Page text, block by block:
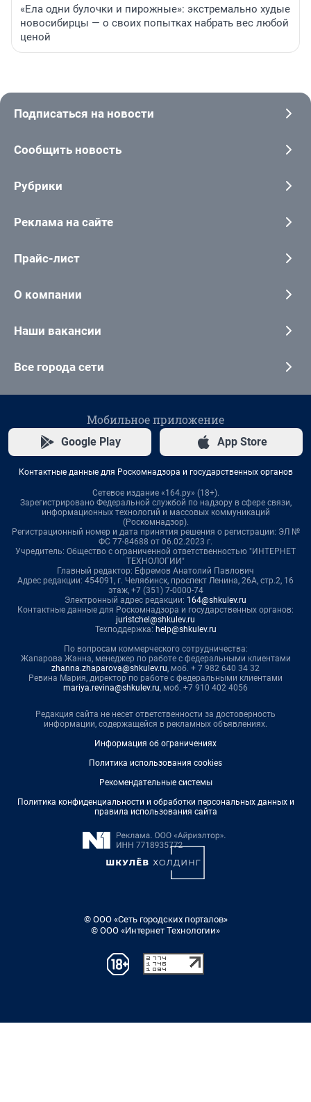
«Ела одни булочки и пирожные»: экстремально худые
новосибирцы — о своих попытках набрать вес любой
ценой
Подписаться на новости
Сообщить новость
Рубрики
Реклама на сайте
Прайс-лист
О компании
Наши вакансии
Все города сети
Мобильное приложение
Google Play App Store
Контактные данные для Роскомнадзора и государственных органов
Сетевое издание «164.ру» (18+).
Зарегистрировано Федеральной службой по надзору в сфере связи,
информационных технологий и массовых коммуникаций
(Роскомнадзор).
Регистрационный номер и дата принятия решения о регистрации: ЭЛ №
ФС 77-84688 от 06.02.2023 г.
Учредитель: Общество с ограниченной ответственностью "ИНТЕРНЕТ
ТЕХНОЛОГИИ"
Главный редактор: Ефремов Анатолий Павлович
Адрес редакции: 454091, г. Челябинск, проспект Ленина, 26А, стр.2, 16
этаж, +7 (351) 7-0000-74
Электронный адрес редакции: 164@shkulev.ru
Контактные данные для Роскомнадзора и государственных органов:
juristchel@shkulev.ru
Техподдержка: help@shkulev.ru
По вопросам коммерческого сотрудничества:
Жапарова Жанна, менеджер по работе с федеральными клиентами
zhanna.zhaparova@shkulev.ru, моб. + 7 982 640 34 32
Ревина Мария, директор по работе с федеральными клиентами
mariya.revina@shkulev.ru, моб. +7 910 402 4056
Редакция сайта не несет ответственности за достоверность
информации, содержащейся в рекламных объявлениях.
Информация об ограничениях
Политика использования cookies
Рекомендательные системы
Политика конфиденциальности и обработки персональных данных и
правила использования сайта
© ООО «Сеть городских порталов»
© ООО «Интернет Технологии»